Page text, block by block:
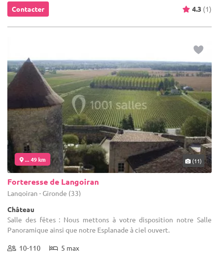
Contacter 4.3 (1)
... 49 km (11)
Forteresse de Langoiran
Langoiran - Gironde (33)
Château
Salle des fêtes : Nous mettons à votre disposition notre Salle
Panoramique ainsi que notre Esplanade à ciel ouvert.
10-110 5 max